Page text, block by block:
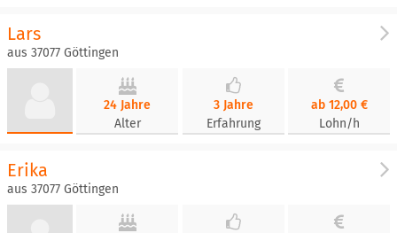
Lars
aus 37077 Göttingen
24 Jahre
Alter
3 Jahre
Erfahrung
ab 12,00 €
Lohn/h
Erika
aus 37077 Göttingen